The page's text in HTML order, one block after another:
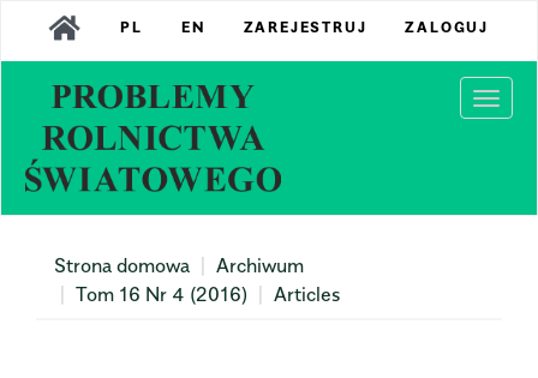
Main
Navigation
Content
Sidebar
PL EN ZAREJESTRUJ ZALOGUJ
Strona domowa
Archiwum
Tom 16 Nr 4 (2016)
Articles